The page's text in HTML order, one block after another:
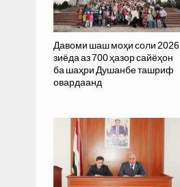
Давоми шаш моҳи соли 2026
зиёда аз 700 ҳазор сайёҳон
ба шаҳри Душанбе ташриф
овардаанд